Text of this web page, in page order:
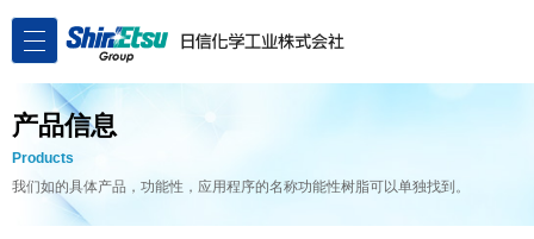
产品信息
Products
我们如的具体产品，功能性，应用程序的名称功能性树脂可以单独找到。